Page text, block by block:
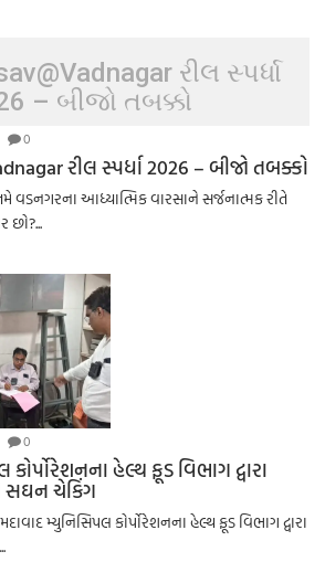
રીલ સ્પર્ધા
– બીજો તબક્કો
0
રીલ સ્પર્ધા 2026 – બીજો તબક્કો
વડનગરના આધ્યાત્મિક વારસાને સર્જનાત્મક રીતે
છો?...
0
હેલ્થ ફૂડ વિભાગ દ્વારા
સઘન ચેકિંગ
મ્યુનિસિપલ કોર્પોરેશનના હેલ્થ ફૂડ વિભાગ દ્વારા